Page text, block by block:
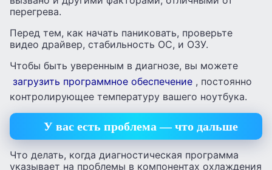
перегрева.
Перед тем, как начать паниковать, проверьте
видео драйвер, стабильность ОС, и ОЗУ.
Чтобы быть уверенным в диагнозе, вы можете
загрузить программное обеспечение , постоянно
контролирующее температуру вашего ноутбука.
У вас есть проблема — что дальше
Что делать, когда диагностическая программа
указывает на проблемы в компонентах охлаждения